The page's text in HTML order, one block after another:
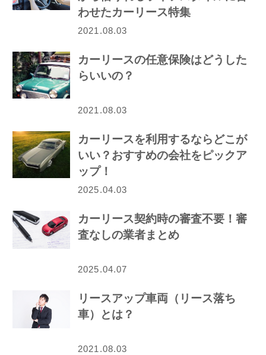
わせたカーリース特集
2021.08.03
カーリースの任意保険はどうした
らいいの？
2021.08.03
カーリースを利用するならどこが
いい？おすすめの会社をピックア
ップ！
2025.04.03
カーリース契約時の審査不要！審
査なしの業者まとめ
2025.04.07
リースアップ車両（リース落ち
車）とは？
2021.08.03